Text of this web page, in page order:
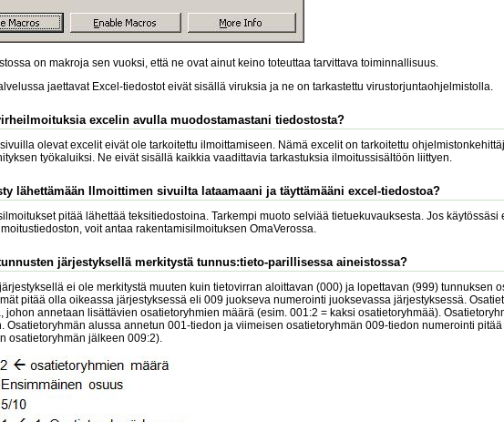
on makroja sen vuoksi, että ne ovat ainut keino toteuttaa tarvittava toiminnallisuus.
jaettavat Excel-tiedostot eivät sisällä viruksia ja ne on tarkastettu virustorjuntaohjelmistolla.
excelin avulla muodostamastani tiedostosta?
olevat excelit eivät ole tarkoitettu ilmoittamiseen. Nämä excelit on tarkoitettu
työkaluiksi. Ne eivät sisällä kaikkia vaadittavia tarkastuksia ilmoitussisältöön liittyen.
lähettämään Ilmoittimen sivuilta lataamaani ja täyttämääni excel-tiedostoa?
pitää lähettää teksitiedostoina. Tarkempi muoto selviää tietuekuvauksesta. Jos käytössäsi
voit antaa rakentamisilmoituksen OmaVerossa.
järjestyksellä merkitystä tunnus:tieto-parillisessa aineistossa?
ei ole merkitystä muuten kuin tietovirran aloittavan (000) ja lopettavan (999) tunnuksen
pitää olla oikeassa järjestyksessä eli 009 juokseva numerointi juoksevassa järjestyksessä.
johon annetaan lisättävien osatietoryhmien määrä (esim. 001:2 = kaksi osatietoryhmää).
Osatietoryhmän alussa annetun 001-tiedon ja viimeisen osatietoryhmän 009-tiedon numerointi
osatietoryhmän jälkeen 009:2).